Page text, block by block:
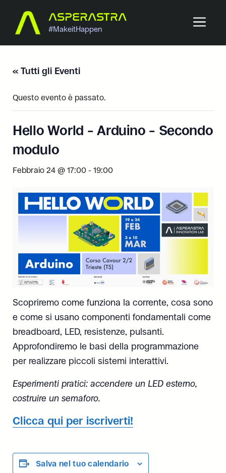
contenuto
ASPERASTRA
#MakeitHappen
« Tutti gli Eventi
Questo evento è passato.
Hello World – Arduino – Secondo
modulo
Febbraio 24 @ 17:00 - 19:00
Scopriremo come funziona la corrente, cosa sono
e come si usano componenti fondamentali come
breadboard, LED, resistenze, pulsanti.
Approfondiremo le basi della programmazione
per realizzare piccoli sistemi interattivi.
Esperimenti pratici: accendere un LED esterno,
costruire un semaforo.
Clicca qui per iscriverti!
Salva nel tuo calendario